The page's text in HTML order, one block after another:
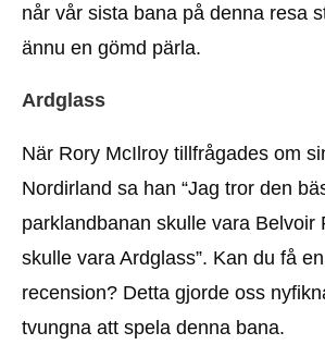
når vår sista bana på denna resa
ännu en gömd pärla.
Ardglass
När Rory McIlroy tillfrågades om
Nordirland sa han “Jag tror den
parklandbanan skulle vara Belvoir
skulle vara Ardglass”. Kan du få
recension? Detta gjorde oss
tvungna att spela denna bana.